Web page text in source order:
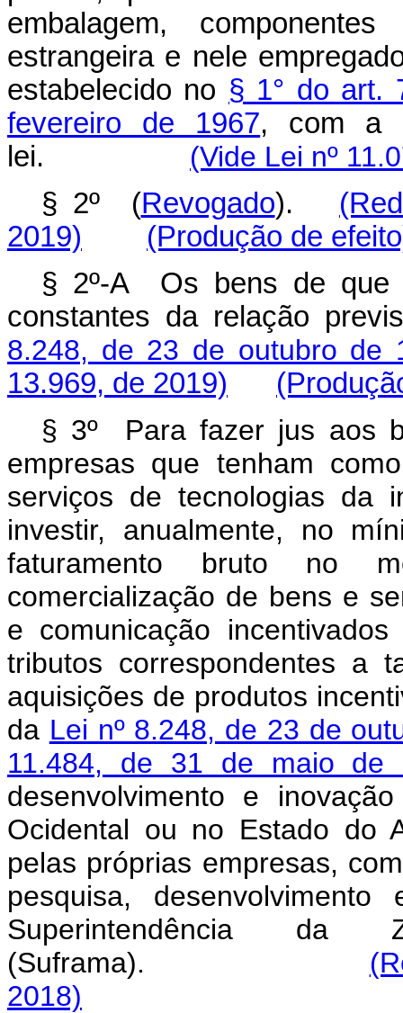
embalagem,
estrangeira e nele
estabelecido no § 1° do art.
fevereiro de 1967, com a
lei. (Vide Lei nº
§ 2º (Revogado).
2019)
(Produção de
§ 2º-A Os bens de
constantes da relação
8.248, de 23 de outubro de
13.969, de 2019)
§ 3º Para fazer jus aos
empresas que tenham
serviços de tecnologias da
investir, anualmente, no
faturamento bruto no
comercialização de bens e
e comunicação
tributos correspondentes a
aquisições de produtos
da Lei nº 8.248, de 23 de
11.484, de 31 de maio de
desenvolvimento e
Ocidental ou no Estado do
pelas próprias empresas,
pesquisa,
Superintendência
(Suframa).
2018)